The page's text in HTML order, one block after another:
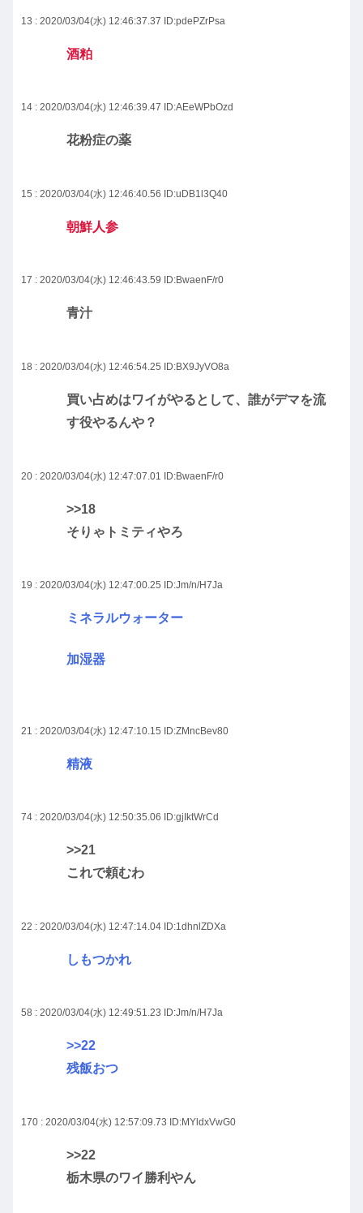
13 : 2020/03/04(水) 12:46:37.37 ID:pdePZrPsa
酒粕
14 : 2020/03/04(水) 12:46:39.47 ID:AEeWPbOzd
花粉症の薬
15 : 2020/03/04(水) 12:46:40.56 ID:uDB1l3Q40
朝鮮人参
17 : 2020/03/04(水) 12:46:43.59 ID:BwaenF/r0
青汁
18 : 2020/03/04(水) 12:46:54.25 ID:BX9JyVO8a
買い占めはワイがやるとして、誰がデマを流
す役やるんや？
20 : 2020/03/04(水) 12:47:07.01 ID:BwaenF/r0
>>18
そりゃトミティやろ
19 : 2020/03/04(水) 12:47:00.25 ID:Jm/n/H7Ja
ミネラルウォーター
加湿器
21 : 2020/03/04(水) 12:47:10.15 ID:ZMncBev80
精液
74 : 2020/03/04(水) 12:50:35.06 ID:gjIktWrCd
>>21
これで頼むわ
22 : 2020/03/04(水) 12:47:14.04 ID:1dhnlZDXa
しもつかれ
58 : 2020/03/04(水) 12:49:51.23 ID:Jm/n/H7Ja
>>22
残飯おつ
170 : 2020/03/04(水) 12:57:09.73 ID:MYldxVwG0
>>22
栃木県のワイ勝利やん